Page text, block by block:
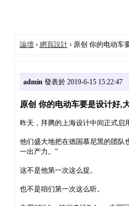
論壇› 網頁設計› 原创 你的电动车
admin發表於 2019-6-15 15:22:47
原创 你的电动车要是设计好,
昨天，拜腾的上海设计中间正式启
他们盛大地把在德国慕尼黑的团队
一出产力。”
这不是他第一次这么提。
也不是咱们第一次这么听。